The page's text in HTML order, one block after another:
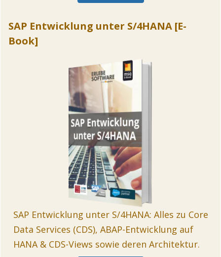
SAP Entwicklung unter S/4HANA [E-
Book]
SAP Entwicklung unter S/4HANA: Alles zu Core
Data Services (CDS), ABAP-Entwicklung auf
HANA & CDS-Views sowie deren Architektur.